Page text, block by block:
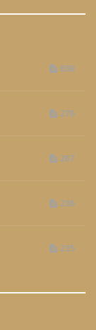
658
276
267
236
235